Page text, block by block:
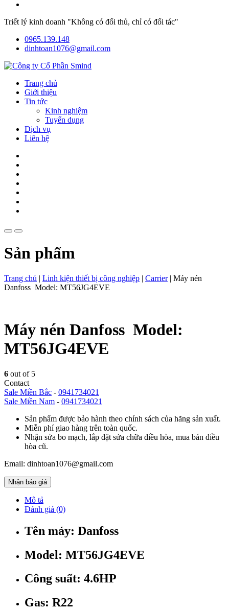
Triết lý kinh doanh "Không có đối thủ, chỉ có đối tác"
0965.139.148
dinhtoan1076@gmail.com
Trang chủ
Giới thiệu
Tin tức
Kinh nghiệm
Tuyển dụng
Dịch vụ
Liên hệ
Sản phẩm
Trang chủ | Linh kiện thiết bị công nghiệp | Carrier| Máy nén
Danfoss Model: MT56JG4EVE
Máy nén Danfoss Model:
MT56JG4EVE
6 out of 5
Contact
Sale Miền Bắc - 0941734021
Sale Miền Nam - 0941734021
Sản phẩm được bảo hành theo chính sách của hãng sản xuất.
Miễn phí giao hàng trên toàn quốc.
Nhận sửa bo mạch, lắp đặt sửa chữa điều hòa, mua bán điều
hòa cũ.
Email: dinhtoan1076@gmail.com
Nhận báo giá
Mô tả
Đánh giá (0)
Tên máy: Danfoss
Model: MT56JG4EVE
Công suất: 4.6HP
Gas: R22